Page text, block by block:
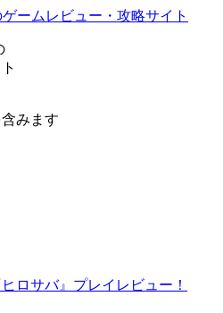
みます
ロサバ』プレイレビュー！